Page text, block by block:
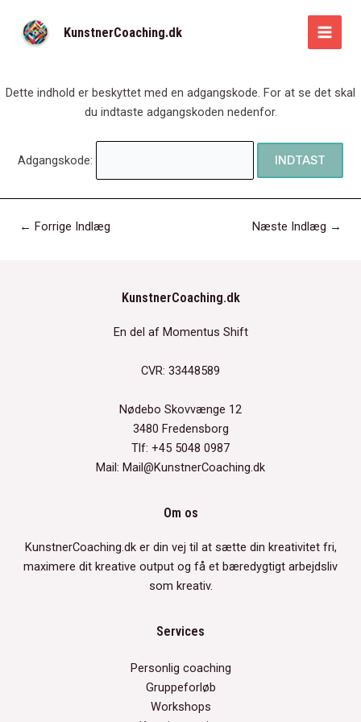
indholdet
KunstnerCoaching.dk
Dette indhold er beskyttet med en adgangskode. For at se det skal
du indtaste adgangskoden nedenfor.
Adgangskode:
Post← Forrige Indlæg Næste Indlæg →
KunstnerCoaching.dk
En del af Momentus Shift
CVR: 33448589
Nødebo Skovvænge 12
3480 Fredensborg
Tlf: +45 5048 0987
Mail: Mail@KunstnerCoaching.dk
Om os
KunstnerCoaching.dk er din vej til at sætte din kreativitet fri,
maximere dit kreative output og få et bæredygtigt arbejdsliv
som kreativ.
Services
Personlig coaching
Gruppeforløb
Workshops